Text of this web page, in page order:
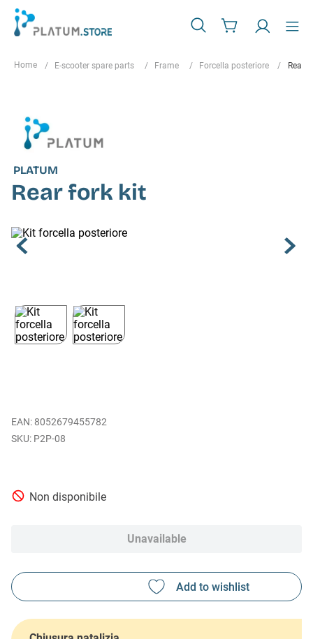
E-scooter spare parts Frame Forcella posteriore Rear
PLATUM
Rear fork kit
EAN: 8052679455782
P2P-08
Non disponibile
Unavailable